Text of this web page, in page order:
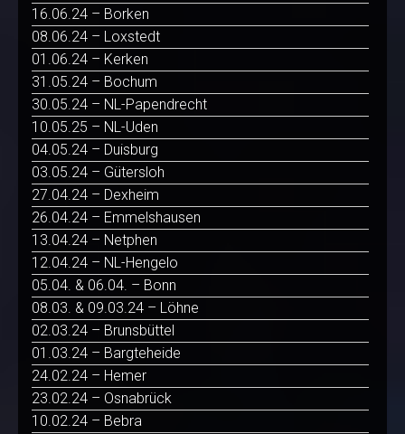
16.06.24 – Borken
08.06.24 – Loxstedt
01.06.24 – Kerken
31.05.24 – Bochum
30.05.24 – NL-Papendrecht
10.05.25 – NL-Uden
04.05.24 – Duisburg
03.05.24 – Gütersloh
27.04.24 – Dexheim
26.04.24 – Emmelshausen
13.04.24 – Netphen
12.04.24 – NL-Hengelo
05.04. & 06.04. – Bonn
08.03. & 09.03.24 – Löhne
02.03.24 – Brunsbüttel
01.03.24 – Bargteheide
24.02.24 – Hemer
23.02.24 – Osnabrück
10.02.24 – Bebra